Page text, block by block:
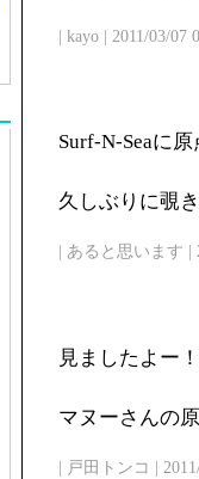
| kayo | 2011/03/07
Surf-N-Seaに
久しぶりに覗
| あると思います |
見ましたよー！
マヌーさんの
| 戸田トンコ |